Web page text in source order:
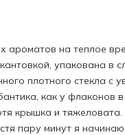
ароматов на теплое
упакована в
плотного стекла с
как у флаконов
крышка и
пару минут я